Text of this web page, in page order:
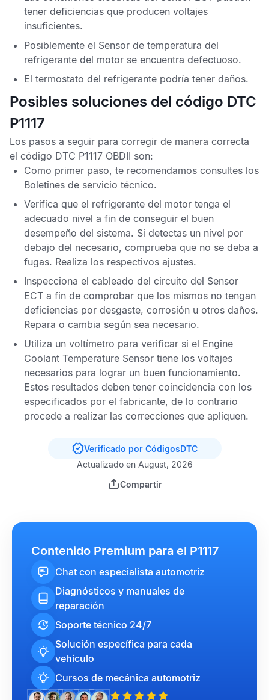
tener deficiencias que producen voltajes
insuficientes.
Posiblemente el Sensor de temperatura del
refrigerante del motor se encuentra defectuoso.
El termostato del refrigerante podría tener daños.
Posibles soluciones del código DTC
P1117
Los pasos a seguir para corregir de manera correcta
el código DTC P1117 OBDII son:
Como primer paso, te recomendamos consultes los
Boletines de servicio técnico.
Verifica que el refrigerante del motor tenga el
adecuado nivel a fin de conseguir el buen
desempeño del sistema. Si detectas un nivel por
debajo del necesario, comprueba que no se deba a
fugas. Realiza los respectivos ajustes.
Inspecciona el cableado del circuito del Sensor
ECT a fin de comprobar que los mismos no tengan
deficiencias por desgaste, corrosión u otros daños.
Repara o cambia según sea necesario.
Utiliza un voltímetro para verificar si el Engine
Coolant Temperature Sensor tiene los voltajes
necesarios para lograr un buen funcionamiento.
Estos resultados deben tener coincidencia con los
especificados por el fabricante, de lo contrario
procede a realizar las correcciones que apliquen.
Verificado por CódigosDTC
Actualizado en August, 2026
Compartir
Contenido Premium para el P1117
Chat con especialista automotriz
Diagnósticos y manuales de
reparación
Soporte técnico 24/7
Solución específica para cada
vehículo
Cursos de mecánica automotriz